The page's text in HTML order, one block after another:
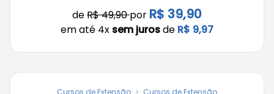
deR$ 49,90por R$ 39,90
em até 4x sem jurosde R$ 9,97
Cursos de Extensão Cursos de Extensão